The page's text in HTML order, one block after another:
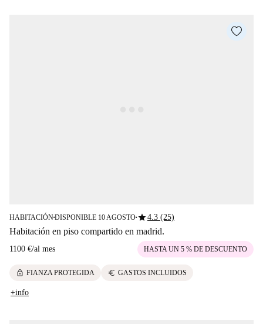
HABITACIÓN■DISPONIBLE 10 AGOSTO■star4.3 (25)
Habitación en piso compartido en madrid.
1100 €/al mes HASTA UN 5 % DE DESCUENTO
lock FIANZA PROTEGIDA euro GASTOS INCLUIDOS
+info